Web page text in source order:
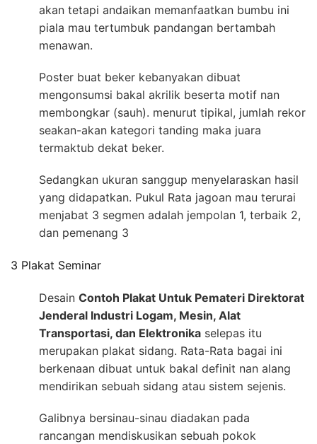
akan tetapi andaikan memanfaatkan bumbu ini
piala mau tertumbuk pandangan bertambah
menawan.
Poster buat beker kebanyakan dibuat
mengonsumsi bakal akrilik beserta motif nan
membongkar (sauh). menurut tipikal, jumlah rekor
seakan-akan kategori tanding maka juara
termaktub dekat beker.
Sedangkan ukuran sanggup menyelaraskan hasil
yang didapatkan. Pukul Rata jagoan mau terurai
menjabat 3 segmen adalah jempolan 1, terbaik 2,
dan pemenang 3
3 Plakat Seminar
Desain Contoh Plakat Untuk Pemateri Direktorat
Jenderal Industri Logam, Mesin, Alat
Transportasi, dan Elektronika selepas itu
merupakan plakat sidang. Rata-Rata bagai ini
berkenaan dibuat untuk bakal definit nan alang
mendirikan sebuah sidang atau sistem sejenis.
Galibnya bersinau-sinau diadakan pada
rancangan mendiskusikan sebuah pokok